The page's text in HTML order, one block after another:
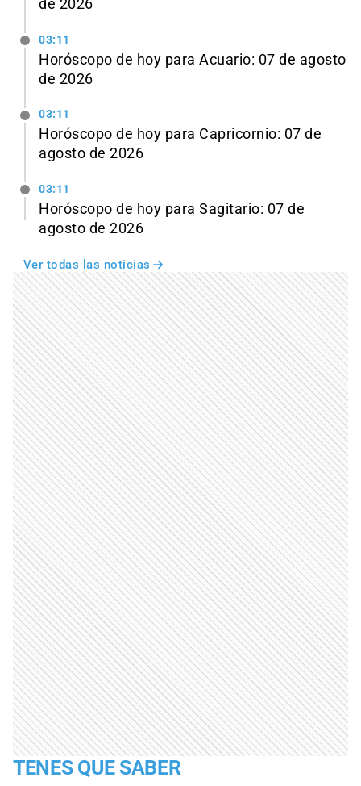
de 2026
03:11
Horóscopo de hoy para Acuario: 07 de agosto
de 2026
03:11
Horóscopo de hoy para Capricornio: 07 de
agosto de 2026
03:11
Horóscopo de hoy para Sagitario: 07 de
agosto de 2026
Ver todas las noticias
TENES QUE SABER